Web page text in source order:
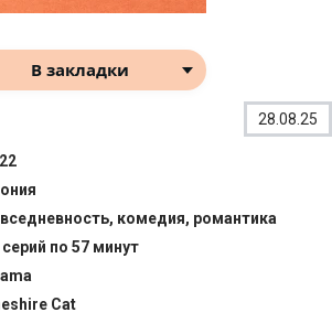
В закладки
28.08.25
комедия, романтика
серий по 57 минут
Cat